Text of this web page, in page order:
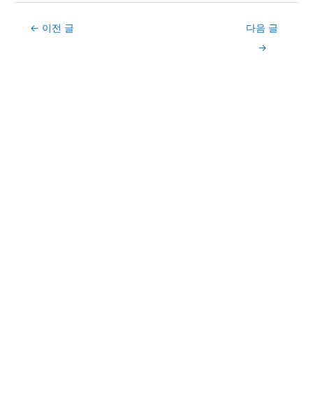
Post← 이전 글
다음 글
→